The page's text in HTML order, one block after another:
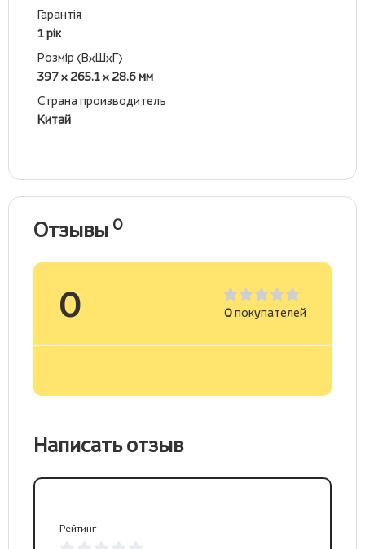
Гарантія
1 рік
Розмір (ВхШхГ)
397 x 265.1 x 28.6 мм
Страна производитель
Китай
Отзывы 0
0 0покупателей
Написать отзыв
Рейтинг